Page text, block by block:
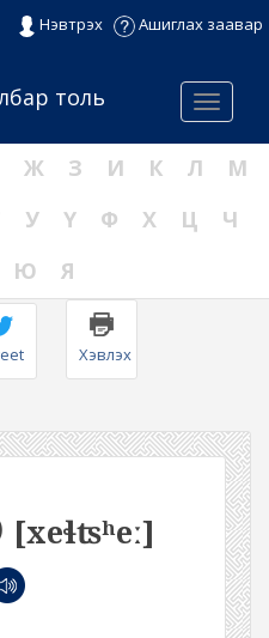
Нэвтрэх Ашиглах заавар
Menu
толь
Ж З И К Л
М
У Ү Ф Х Ц
Ч
Ю Я
Хэвлэх
[xeɬʦʰeː]